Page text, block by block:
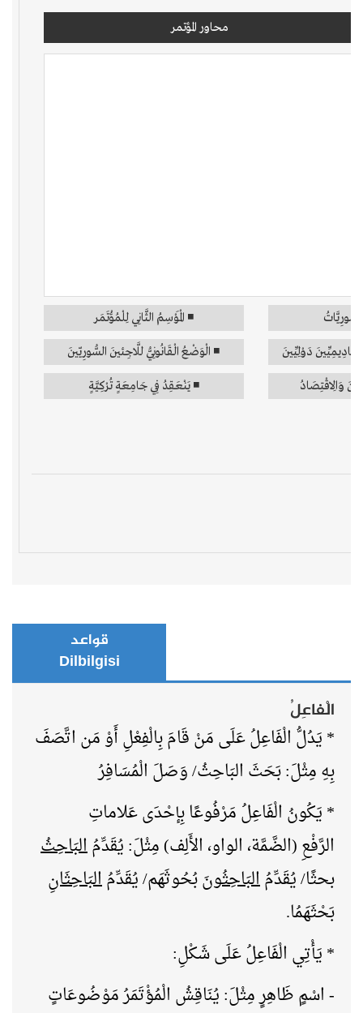
قواعد
Dilbilgisi
الْفاعِلُ
* يَدُلُّ الْفَاعِلُ عَلَى مَنْ قَامَ بِالْفِعْلِ أَوْ مَن اتَّصَفَ
بِهِ مِثْلَ: بَحَثَ البَاحِثُ/ وَصَلَ الْمُسَافِرُ
* يَكُونُ الْفَاعِلُ مَرْفُوعًا بِإحْدَى عَلاماتِ
الرَّفْعِ (الضَّمَّة، الواو، الأَلِف) مِثْلَ: يُقَدِّمُالبَاحِثُ
بحثًا/ يُقَدِّمُالبَاحِثُونَبُحُوثَهَم/ يُقَدِّمُالبَاحِثَانِ
بَحْثَهَمُا.
* يَأْتِي الْفَاعِلُ عَلَى شَكْلِ:
- اسْمٍ ظَاهِرٍ مِثْلَ: يُنَاقِشُ الْمُؤْتَمَرُ مَوْضُوعَاتٍ